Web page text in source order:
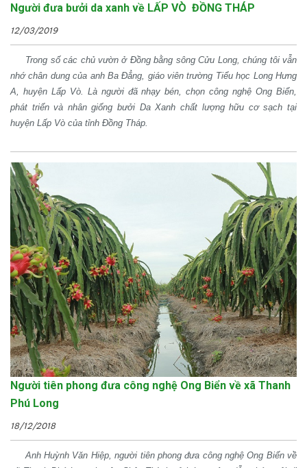
Người đưa bưởi da xanh về LẤP VÒ ĐỒNG THÁP
12/03/2019
Trong số các chủ vườn ở Đồng bằng sông Cửu Long, chúng tôi vẫn
nhớ chân dung của anh Ba Đẳng, giáo viên trường Tiểu học Long Hưng
A, huyện Lấp Vò. Là người đã nhạy bén, chọn công nghệ Ong Biển,
phát triển và nhân giống bưởi Da Xanh chất lượng hữu cơ sạch tại
huyện Lấp Vò của tỉnh Đồng Tháp.
Người tiên phong đưa công nghệ Ong Biển về xã Thanh
Phú Long
18/12/2018
Anh Huỳnh Văn Hiệp, người tiên phong đưa công nghệ Ong Biển về